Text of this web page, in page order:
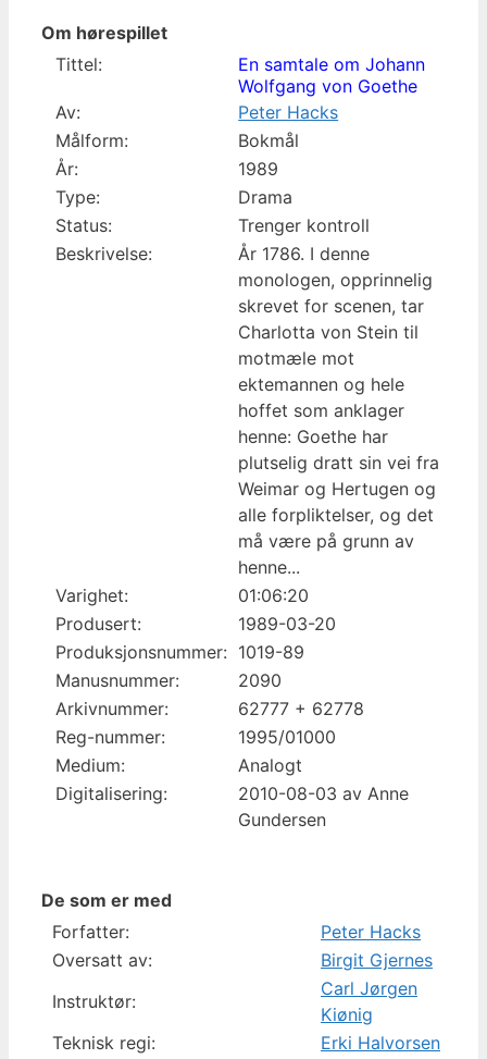
Om hørespillet
Tittel:
En samtale om Johann
Wolfgang von Goethe
Av:
Peter Hacks
Målform:
Bokmål
År:
1989
Type:
Drama
Status:
Trenger kontroll
Beskrivelse:
År 1786. I denne
monologen, opprinnelig
skrevet for scenen, tar
Charlotta von Stein til
motmæle mot
ektemannen og hele
hoffet som anklager
henne: Goethe har
plutselig dratt sin vei fra
Weimar og Hertugen og
alle forpliktelser, og det
må være på grunn av
henne...
Varighet:
01:06:20
Produsert:
1989-03-20
Produksjonsnummer: 1019-89
Manusnummer:
2090
Arkivnummer:
62777 + 62778
Reg-nummer:
1995/01000
Medium:
Analogt
Digitalisering:
2010-08-03 av Anne
Gundersen
De som er med
Forfatter:
Peter Hacks
Oversatt av:
Birgit Gjernes
Instruktør:
Carl Jørgen
Kiønig
Teknisk regi:
Erki Halvorsen